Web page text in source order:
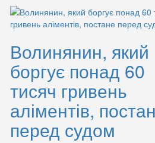
Волинянин, який
боргує понад 60
тисяч гривень
аліментів,
перед судом